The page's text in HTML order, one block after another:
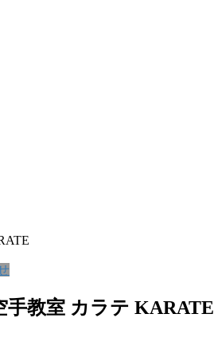
手教室 カラテ KARATE